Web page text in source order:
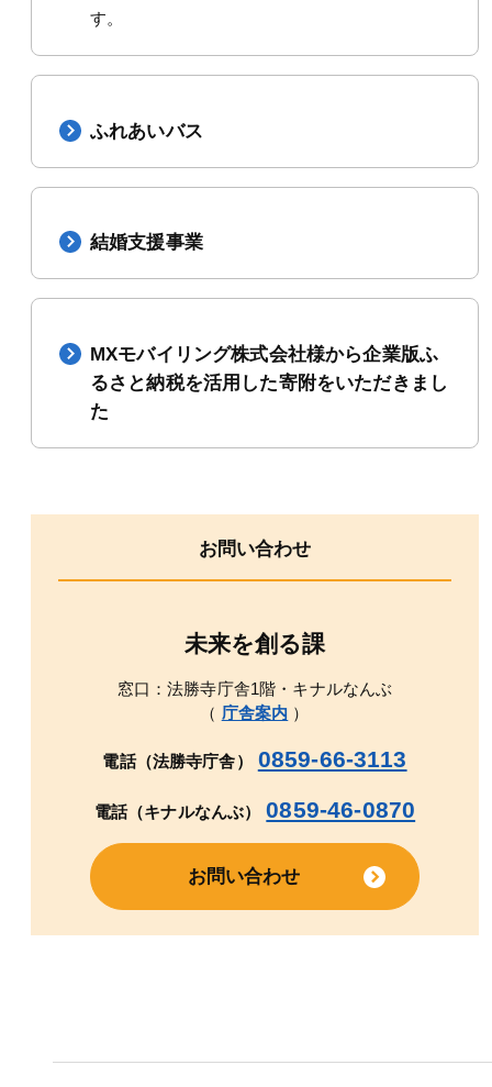
す。
ふれあいバス
結婚支援事業
MXモバイリング株式会社様から企業版ふ
るさと納税を活用した寄附をいただきまし
た
お問い合わせ
未来を創る課
窓口：法勝寺庁舎1階・キナルなんぶ
（ 庁舎案内 ）
電話（法勝寺庁舎） 0859-66-3113
電話（キナルなんぶ） 0859-46-0870
お問い合わせ